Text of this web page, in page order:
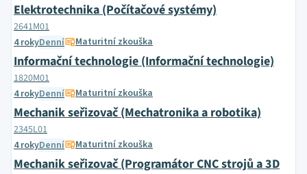
Elektrotechnika (Počítačové systémy)
2641M01
4 rokyDenní Maturitní zkouška
Informační technologie (Informační technologie)
1820M01
4 rokyDenní Maturitní zkouška
Mechanik seřizovač (Mechatronika a robotika)
2345L01
4 rokyDenní Maturitní zkouška
Mechanik seřizovač (Programátor CNC strojů a 3D